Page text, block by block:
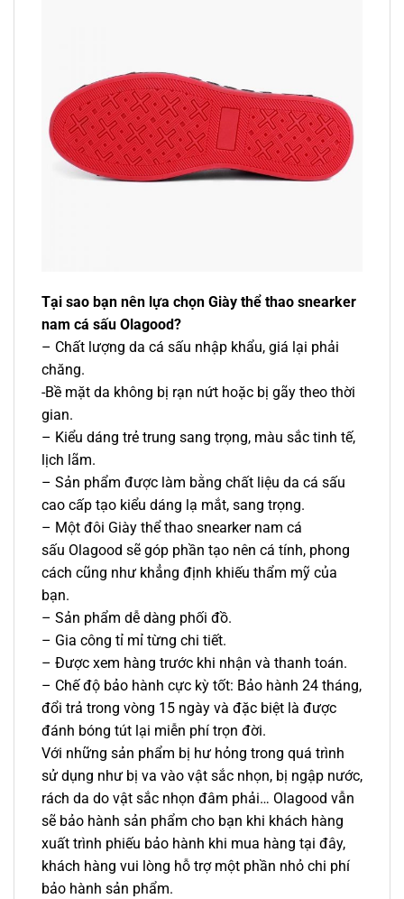
Tại sao bạn nên lựa chọn Giày thể thao snearker
nam cá sấu Olagood?
– Chất lượng da cá sấu nhập khẩu, giá lại phải
chăng.
-Bề mặt da không bị rạn nứt hoặc bị gãy theo thời
gian.
– Kiểu dáng trẻ trung sang trọng, màu sắc tinh tế,
lịch lãm.
– Sản phẩm được làm bằng chất liệu da cá sấu
cao cấp tạo kiểu dáng lạ mắt, sang trọng.
– Một đôi Giày thể thao snearker nam cá
sấu Olagood sẽ góp phần tạo nên cá tính, phong
cách cũng như khẳng định khiếu thẩm mỹ của
bạn.
– Sản phẩm dễ dàng phối đồ.
– Gia công tỉ mỉ từng chi tiết.
– Được xem hàng trước khi nhận và thanh toán.
– Chế độ bảo hành cực kỳ tốt: Bảo hành 24 tháng,
đổi trả trong vòng 15 ngày và đặc biệt là được
đánh bóng tút lại miễn phí trọn đời.
Với những sản phẩm bị hư hỏng trong quá trình
sử dụng như bị va vào vật sắc nhọn, bị ngập nước,
rách da do vật sắc nhọn đâm phải… Olagood vẫn
sẽ bảo hành sản phẩm cho bạn khi khách hàng
xuất trình phiếu bảo hành khi mua hàng tại đây,
khách hàng vui lòng hỗ trợ một phần nhỏ chi phí
bảo hành sản phẩm.